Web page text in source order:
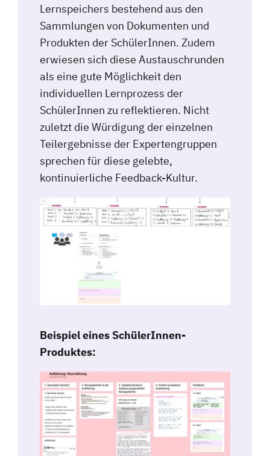
Lernspeichers bestehend aus den
Sammlungen von Dokumenten und
Produkten der SchülerInnen. Zudem
erwiesen sich diese Austauschrunden
als eine gute Möglichkeit den
individuellen Lernprozess der
SchülerInnen zu reflektieren. Nicht
zuletzt die Würdigung der einzelnen
Teilergebnisse der Expertengruppen
sprechen für diese gelebte,
kontinuierliche Feedback-Kultur.
Beispiel eines SchülerInnen-
Produktes: